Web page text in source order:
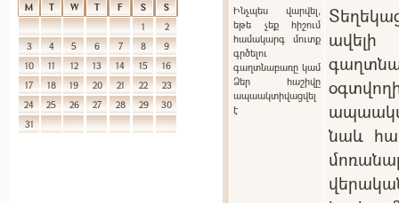
M T W T F S
S
1
2
3
4 5 6 7 8
9
10
11 12 13 14 15
16
17
18 19 20 21 22
23
24
25 26 27 28 29
30
31
Ինչպես վարվել,
եթե չեք հիշում
համակարգ մուտք
գրծելու
գաղտնաբառը կամ
Ձեր հաշիվը
ապաակտիվացվել
է
նաև